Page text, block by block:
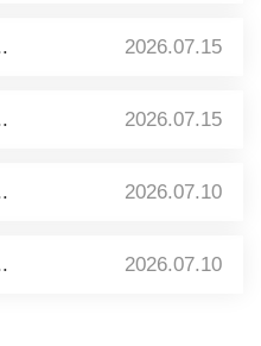
2026.07.15
2026.07.15
2026.07.10
2026.07.10